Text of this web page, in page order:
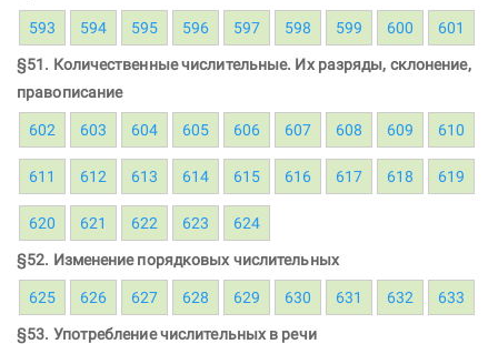
593 594 595 596 597 598 599 600 601
§51. Количественные числительные. Их разряды, склонение,
правописание
602 603 604 605 606 607 608 609 610
611 612 613 614 615 616 617 618 619
620 621 622 623 624
§52. Изменение порядковых числительных
625 626 627 628 629 630 631 632 633
§53. Употребление числительных в речи